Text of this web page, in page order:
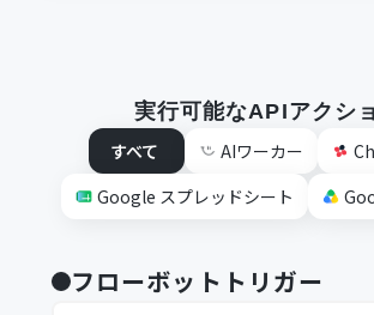
実行可能なAPIアクシ
すべて
AIワーカー
Google スプレッドシート
フローボットトリガー